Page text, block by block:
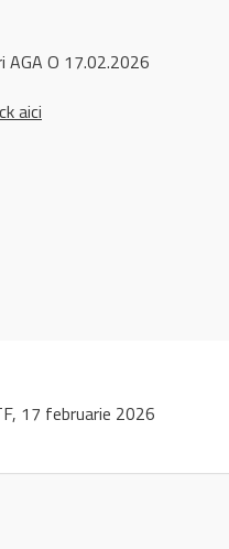
AGA O 17.02.2026
aici
17 februarie 2026